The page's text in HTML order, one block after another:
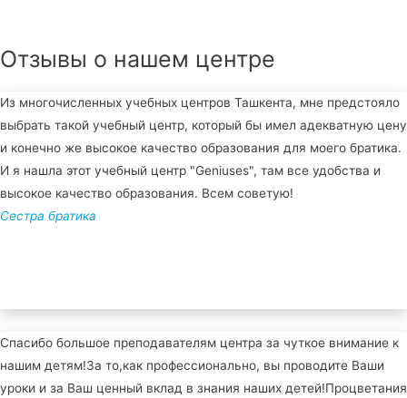
Отзывы о нашем центре
Из многочисленных учебных центров Ташкента, мне предстояло
выбрать такой учебный центр, который бы имел адекватную цену
и конечно же высокое качество образования для моего братика.
И я нашла этот учебный центр "Geniuses", там все удобства и
высокое качество образования. Всем советую!
Сестра братика
Спасибо большое преподавателям центра за чуткое внимание к
нашим детям!За то,как профессионально, вы проводите Ваши
уроки и за Ваш ценный вклад в знания наших детей!Процветания